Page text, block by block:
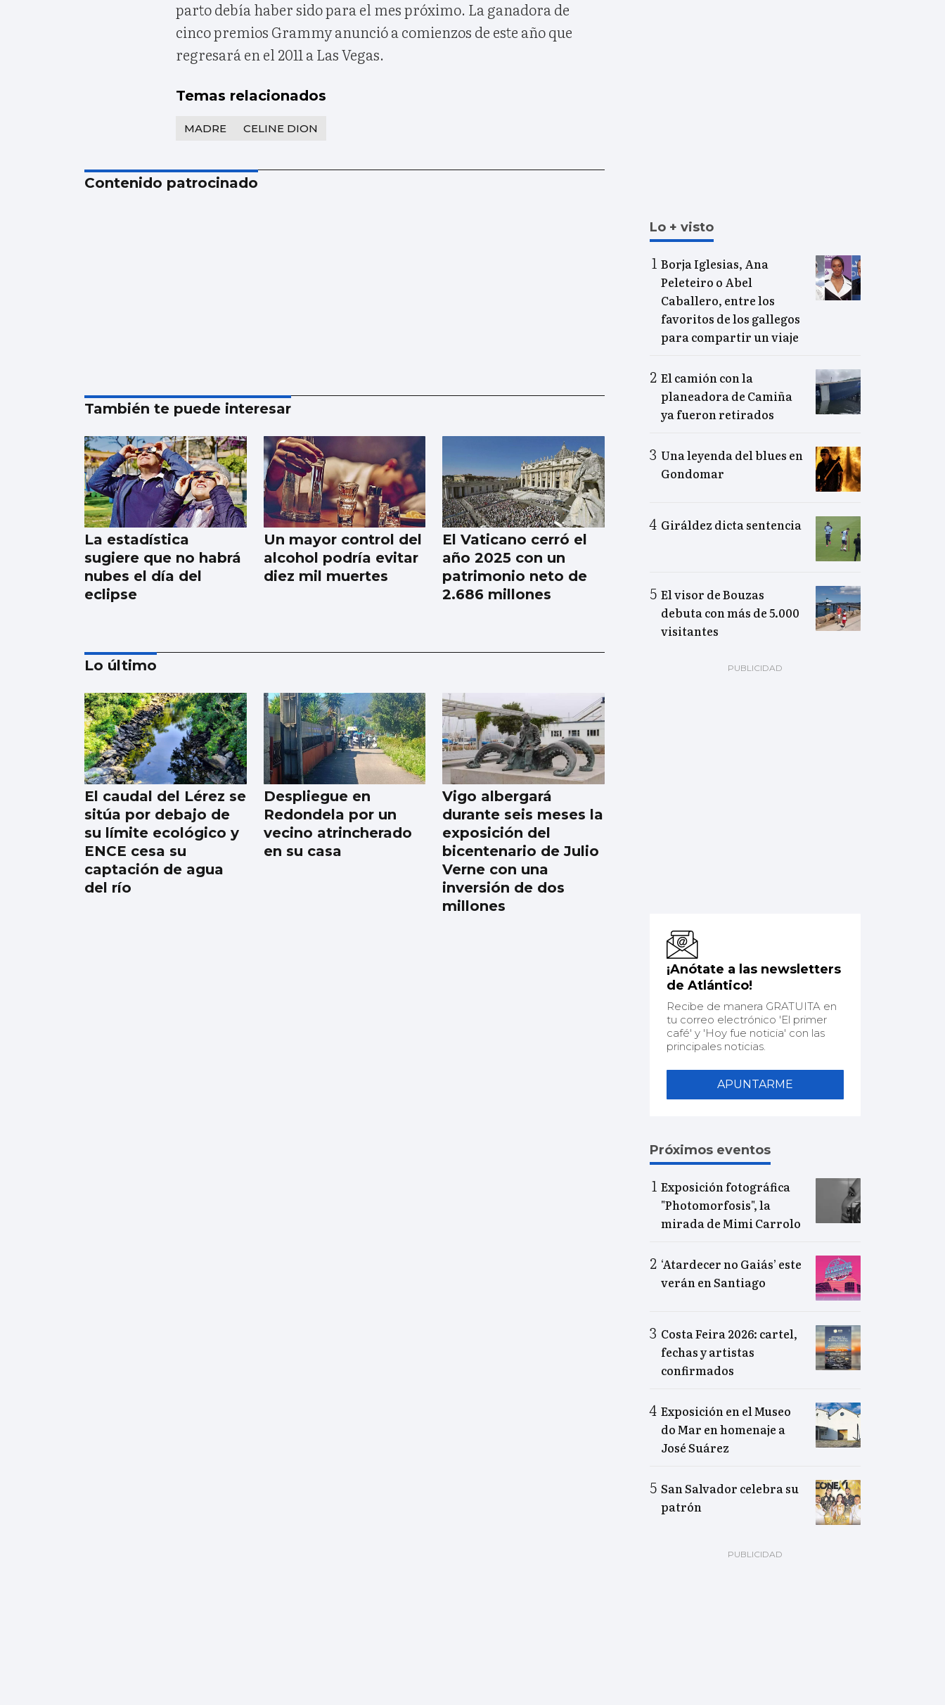
parto debía haber sido para el mes próximo. La ganadora de
cinco premios Grammy anunció a comienzos de este año que
regresará en el 2011 a Las Vegas.
Temas relacionados
MADRE CELINE DION
Contenido patrocinado
También te puede interesar
La estadística
sugiere que no habrá
nubes el día del
eclipse
Un mayor control del
alcohol podría evitar
diez mil muertes
El Vaticano cerró el
año 2025 con un
patrimonio neto de
2.686 millones
La dieta de verdura y
pescado favorece la
esperanza de vida
Lo último
El caudal del Lérez se
sitúa por debajo de
su límite ecológico y
ENCE cesa su
captación de agua
del río
Despliegue en
Redondela por un
vecino atrincherado
en su casa
Vigo albergará
durante seis meses la
exposición del
bicentenario de Julio
Verne con una
inversión de dos
millones
Lo + visto
Borja Iglesias, Ana
Peleteiro o Abel
Caballero, entre los
favoritos de los gallegos
para compartir un viaje
El camión con la
planeadora de Camiña
ya fueron retirados
Una leyenda del blues en
Gondomar
Giráldez dicta sentencia
El visor de Bouzas
debuta con más de 5.000
visitantes
¡Anótate a las newsletters
de Atlántico!
Recibe de manera GRATUITA en
tu correo electrónico 'El primer
café' y 'Hoy fue noticia' con las
principales noticias.
APUNTARME
Próximos eventos
Exposición fotográfica
"Photomorfosis", la
mirada de Mimi Carrolo
‘Atardecer no Gaiás’ este
verán en Santiago
Costa Feira 2026: cartel,
fechas y artistas
confirmados
Exposición en el Museo
do Mar en homenaje a
José Suárez
San Salvador celebra su
patrón